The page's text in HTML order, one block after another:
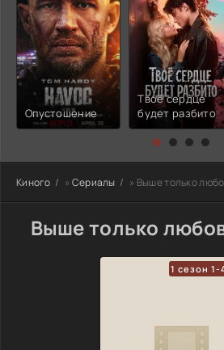
Опустошение
Твоё сердце
будет разбито
Киного » Сериалы » Выше только
Выше только
1 сезон 1-